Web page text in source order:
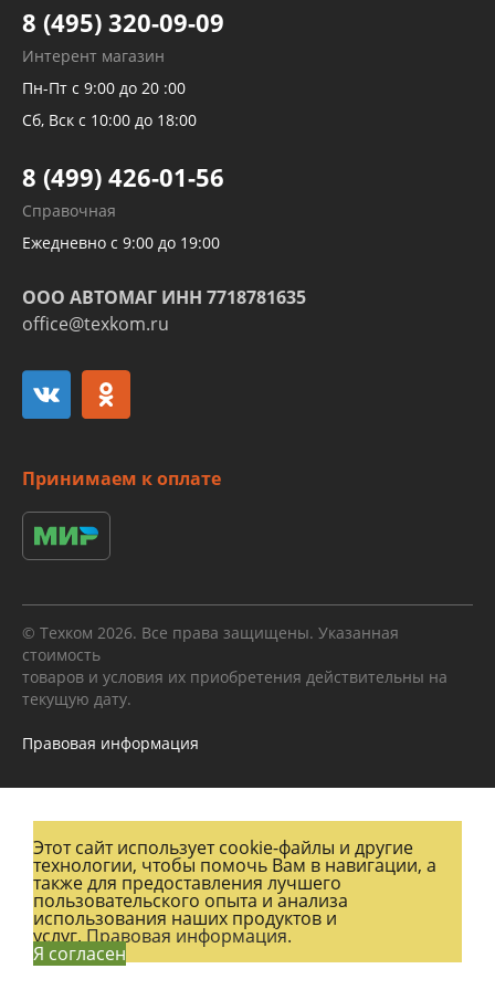
Тормозных трубок
Рукавов гидроусилителей
Рукавов компрессоров и турбин
Трубок кондиционеров
Развертка пайка медных стальных
алюминиевых трубок и штуцеров
8 (495) 320-09-09
Интерент магазин
Пн-Пт с 9:00 до 20 :00
Сб, Вск с 10:00 до 18:00
8 (499) 426-01-56
Справочная
Ежедневно с 9:00 до 19:00
ООО АВТОМАГ ИНН 7718781635
office@texkom.ru
Принимаем к оплате
© Техком 2026. Все права защищены. Указанная
стоимость
товаров и условия их приобретения действительны на
текущую дату.
Правовая информация
Этот сайт использует cookie-файлы и другие
технологии, чтобы помочь Вам в навигации, а
также для предоставления лучшего
пользовательского опыта и анализа
использования наших продуктов и
услуг.Правовая информация.
Я согласен